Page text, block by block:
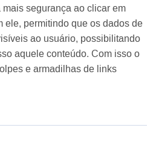
segurança ao clicar em
ele, permitindo que os dados de
ao usuário, possibilitando
aquele conteúdo. Com isso o
e armadilhas de links